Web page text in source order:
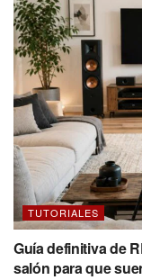
TUTORIALES
Guía definitiva de
salón para que